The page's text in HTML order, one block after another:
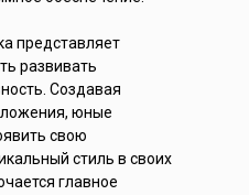
представляет
развивать
Создавая
юные
свою
стиль в своих
главное